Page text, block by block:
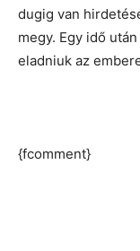
dugig van
megy. Egy idő
eladniuk az
{fcomment}